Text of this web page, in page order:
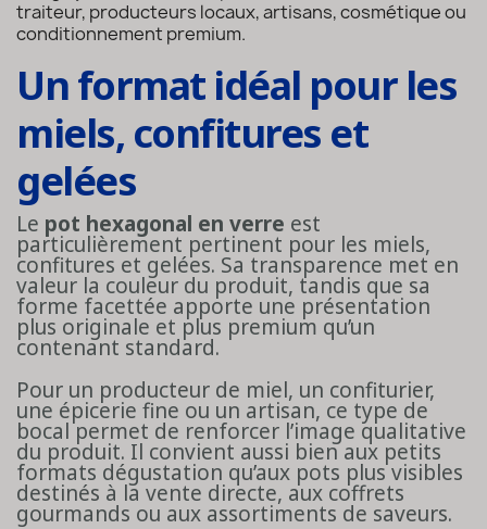
traiteur, producteurs locaux, artisans, cosmétique ou
conditionnement premium.
Un format idéal pour les
miels, confitures et
gelées
Le pot hexagonal en verre est
particulièrement pertinent pour les miels,
confitures et gelées. Sa transparence met en
valeur la couleur du produit, tandis que sa
forme facettée apporte une présentation
plus originale et plus premium qu’un
contenant standard.
Pour un producteur de miel, un confiturier,
une épicerie fine ou un artisan, ce type de
bocal permet de renforcer l’image qualitative
du produit. Il convient aussi bien aux petits
formats dégustation qu’aux pots plus visibles
destinés à la vente directe, aux coffrets
gourmands ou aux assortiments de saveurs.